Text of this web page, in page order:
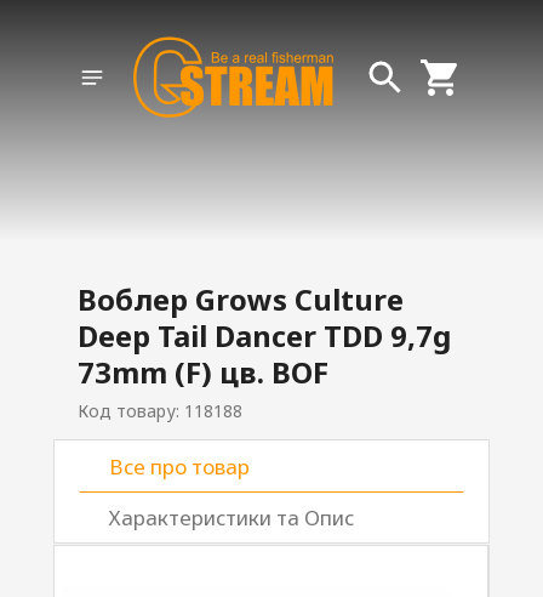
Воблер Grows Culture
Deep Tail Dancer TDD 9,7g
73mm (F) цв. BOF
Код товару: 118188
Все про товар
Характеристики та Опис